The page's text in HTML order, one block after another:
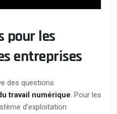
pour les
entreprises
des questions
travail numérique. Pour les
d’exploitation